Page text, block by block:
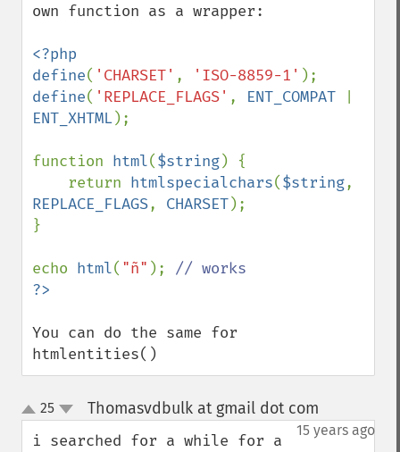
own function as a wrapper:
<?php
define( 'CHARSET' , 'ISO-8859-1'
define( 'REPLACE_FLAGS' , ENT_COMPAT
ENT_XHTML);
function html($string) {
    return
htmlspecialchars($string
REPLACE_FLAGS, CHARSET);
}
echo html( "ñ" );
You can do the same for
htmlentities()
up
down
25 Thomasvdbulk at gmail dot com
15 years ago
i searched for a while for a